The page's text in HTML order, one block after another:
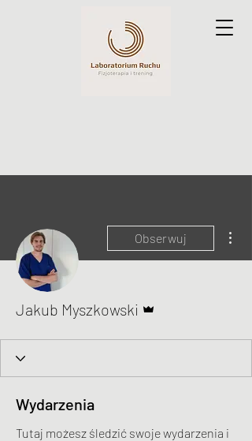
Obserwuj
Jakub Myszkowski
Wydarzenia
Tutaj możesz śledzić swoje wydarzenia i